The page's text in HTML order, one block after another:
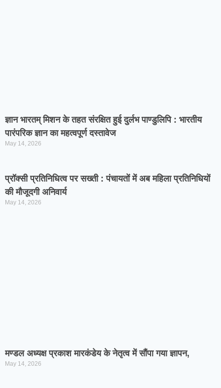
ज्ञान भारतम् मिशन के तहत संरक्षित हुई दुर्लभ पाण्डुलिपि : भारतीय
पारंपरिक ज्ञान का महत्वपूर्ण दस्तावेज
May 14, 2026
प्रॉक्सी प्रतिनिधित्व पर सख्ती : पंचायतों में अब महिला प्रतिनिधियों
की मौजूदगी अनिवार्य
May 14, 2026
मण्डल अध्यक्ष प्रकाश मारकंडेय के नेतृत्व में सौंपा गया ज्ञापन,
May 14, 2026